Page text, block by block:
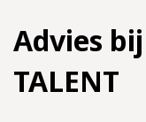
Advies
TALENT